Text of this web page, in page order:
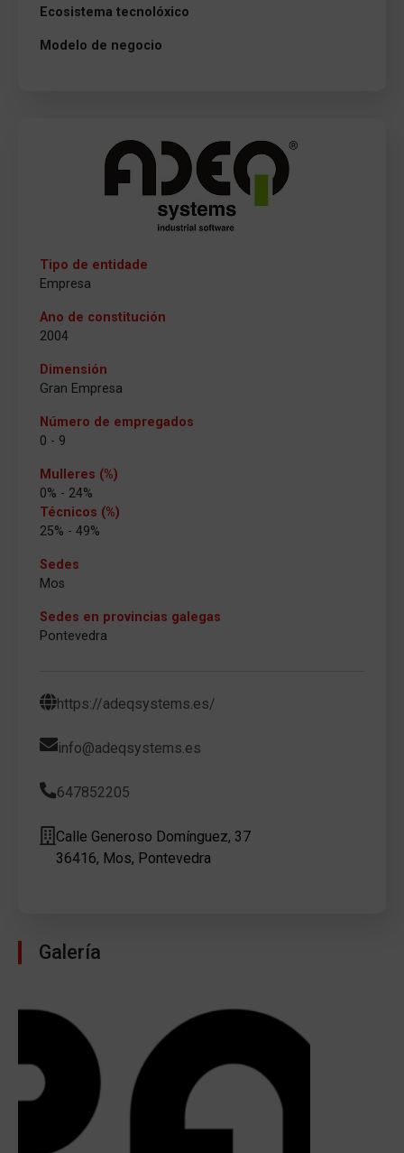
Ecosistema tecnolóxico
Modelo de negocio
Tipo de entidade
Empresa
Ano de constitución
2004
Dimensión
Gran Empresa
Número de empregados
0 - 9
Mulleres (%)
0% - 24%
Técnicos (%)
25% - 49%
Sedes
Mos
Sedes en provincias galegas
Pontevedra
https://adeqsystems.es/
info@adeqsystems.es
647852205
Calle Generoso Domínguez, 37
36416, Mos, Pontevedra
Galería